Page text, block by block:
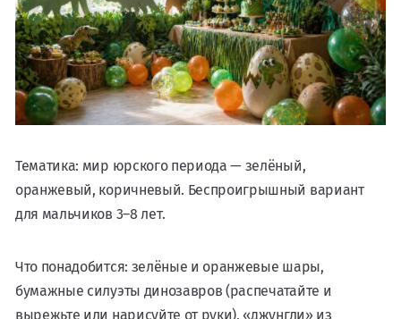
Тематика: мир юрского периода — зелёный,
оранжевый, коричневый. Беспроигрышный вариант
для мальчиков 3–8 лет.
Что понадобится: зелёные и оранжевые шары,
бумажные силуэты динозавров (распечатайте и
вырежьте или нарисуйте от руки), «джунгли» из